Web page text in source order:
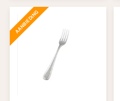
AANBIEDING